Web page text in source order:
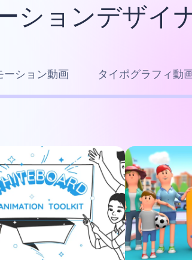
ションデザイ
ーション動画 タイポグラフィ動